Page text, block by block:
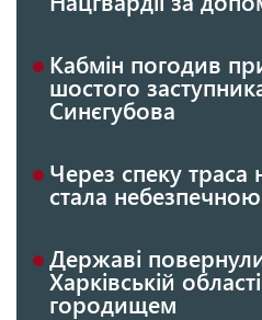
Кабмін погодив
шостого
Синєгубова
Через спеку траса
стала небезпечною
Державі
Харківській
городищем